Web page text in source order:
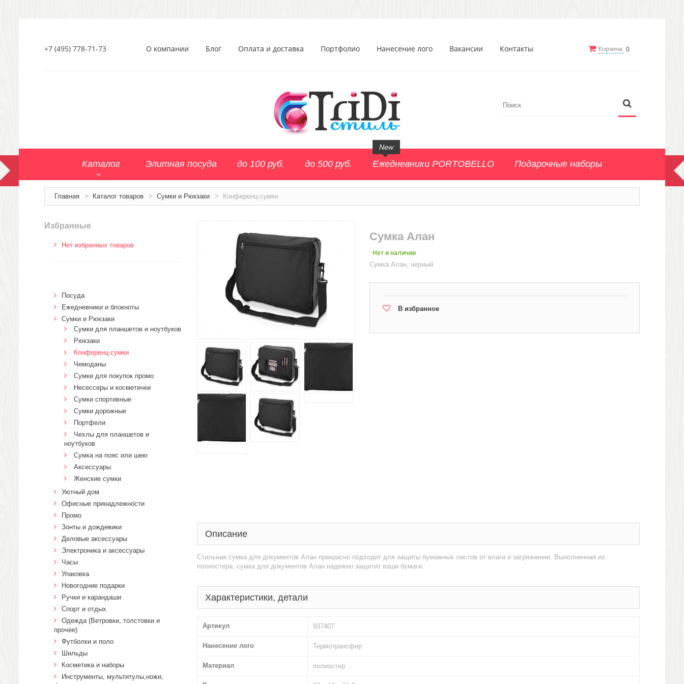
Корзина: 0
+7 (495) 778-71-73 О компании Блог Оплата и доставка Портфолио Нанесение лого Вакансии Контакты
Каталог Элитная посуда до 100 руб. до 500 руб. Ежедневники PORTOBELLO
New
Подарочные наборы
Главная > Каталог товаров > Сумки и Рюкзаки > Конференц-сумки
Сумка Алан
Нет в наличии
Сумка Алан, черный
В избранное
Описание
Стильная сумка для документов Алан прекрасно подходит для защиты бумажных листов от влаги и загрязнения. Выполненная из
полиэстера, сумка для документов Алан надежно защитит ваши бумаги.
Характеристики, детали
Артикул 937407
Нанесение лого Термотрансфер
Материал полиэстер
Избранные
Нет избранных товаров
Посуда
Ежедневники и блокноты
Сумки и Рюкзаки
Сумки для планшетов и ноутбуков
Рюкзаки
Конференц-сумки
Чемоданы
Сумки для покупок промо
Несессеры и косметички
Сумки спортивные
Сумки дорожные
Портфели
Чехлы для планшетов и
ноутбуков
Сумка на пояс или шею
Аксессуары
Женские сумки
Уютный дом
Офисные принадлежности
Промо
Зонты и дождевики
Деловые аксессуары
Электроника и аксессуары
Часы
Упаковка
Новогодние подарки
Ручки и карандаши
Спорт и отдых
Одежда (Ветровки, толстовки и
прочее)
Футболки и поло
Шильды
Косметика и наборы
Инструменты, мультитулы,ножи,